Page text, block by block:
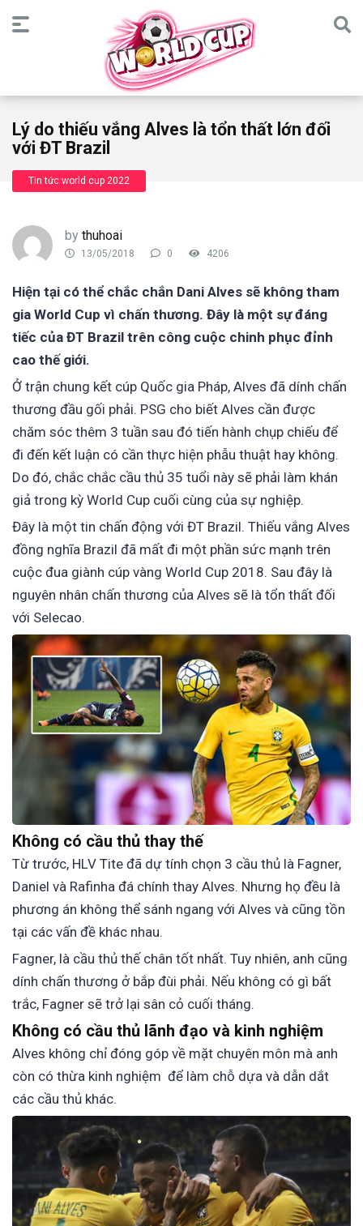
Lý do thiếu vắng Alves là tổn thất lớn đối
với ĐT Brazil
Tin tức world cup 2022
by thuhoai
13/05/2018 0 4206
Hiện tại có thể chắc chắn Dani Alves sẽ không tham
gia World Cup vì chấn thương. Đây là một sự đáng
tiếc của ĐT Brazil trên công cuộc chinh phục đỉnh
cao thế giới.
Ở trận chung kết cúp Quốc gia Pháp, Alves đã dính chấn
thương đầu gối phải. PSG cho biết Alves cần được
chăm sóc thêm 3 tuần sau đó tiến hành chụp chiếu để
đi đến kết luận có cần thực hiện phẫu thuật hay không.
Do đó, chắc chắc cầu thủ 35 tuổi này sẽ phải làm khán
giả trong kỳ World Cup cuối cùng của sự nghiệp.
Đây là một tin chấn động với ĐT Brazil. Thiếu vắng Alves
đồng nghĩa Brazil đã mất đi một phần sức mạnh trên
cuộc đua giành cúp vàng World Cup 2018. Sau đây là
nguyên nhân chấn thương của Alves sẽ là tổn thất đối
với Selecao.
Không có cầu thủ thay thế
Từ trước, HLV Tite đã dự tính chọn 3 cầu thủ là Fagner,
Daniel và Rafinha đá chính thay Alves. Nhưng họ đều là
phương án không thể sánh ngang với Alves và cũng tồn
tại các vấn đề khác nhau.
Fagner, là cầu thủ thế chân tốt nhất. Tuy nhiên, anh cũng
dính chấn thương ở bắp đùi phải. Nếu không có gì bất
trắc, Fagner sẽ trở lại sân cỏ cuối tháng.
Không có cầu thủ lãnh đạo và kinh nghiệm
Alves không chỉ đóng góp về mặt chuyên môn mà anh
còn có thừa kinh nghiệm để làm chỗ dựa và dẫn dắt
các cầu thủ khác.